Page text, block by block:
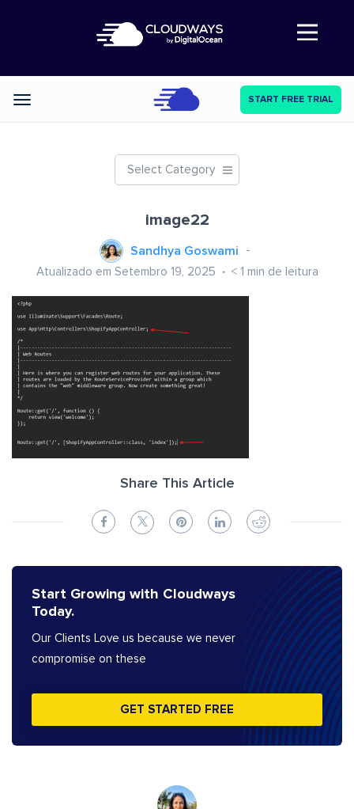
Abre a navegação
Categories START FREE TRIAL
Select Category
image22
Sandhya Goswami
Atualizado em Setembro 19, 2025 < 1 min de leitura
Share This Article
Start Growing with Cloudways
Today.
Our Clients Love us because we never
compromise on these
GET STARTED FREE